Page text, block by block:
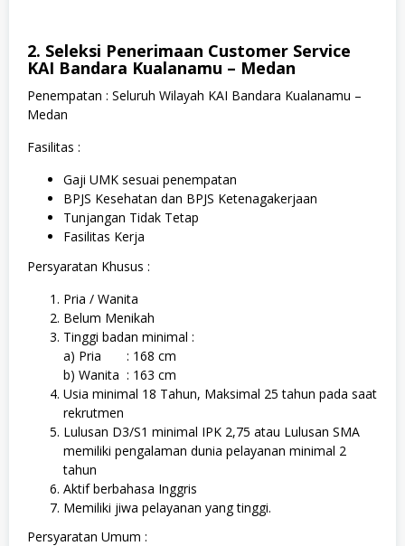
2. Seleksi Penerimaan Customer Service
KAI Bandara Kualanamu – Medan
Penempatan : Seluruh Wilayah KAI Bandara Kualanamu –
Medan
Fasilitas :
Gaji UMK sesuai penempatan
BPJS Kesehatan dan BPJS Ketenagakerjaan
Tunjangan Tidak Tetap
Fasilitas Kerja
Persyaratan Khusus :
Pria / Wanita
Belum Menikah
Tinggi badan minimal :
a) Pria : 168 cm
b) Wanita : 163 cm
Usia minimal 18 Tahun, Maksimal 25 tahun pada saat
rekrutmen
Lulusan D3/S1 minimal IPK 2,75 atau Lulusan SMA
memiliki pengalaman dunia pelayanan minimal 2
tahun
Aktif berbahasa Inggris
Memiliki jiwa pelayanan yang tinggi.
Persyaratan Umum :